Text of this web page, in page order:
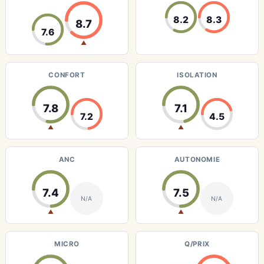
7.6
8.7
▲
8.2 8.3
CONFORT
7.8
▲
7.2
ISOLATION
7.1
▲
4.5
ANC
7.4
▲
N/A
AUTONOMIE
7.5
▲
N/A
MICRO Q/PRIX